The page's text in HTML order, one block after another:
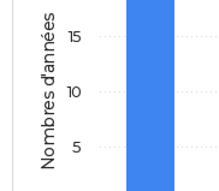
Nombres d'années 5
10
15